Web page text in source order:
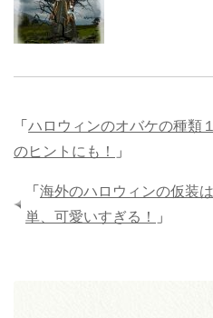
「 ハロウィンのオバケの種類
のヒントにも！
」
「 海外のハロウィンの仮装
単、可愛いすぎる！
」